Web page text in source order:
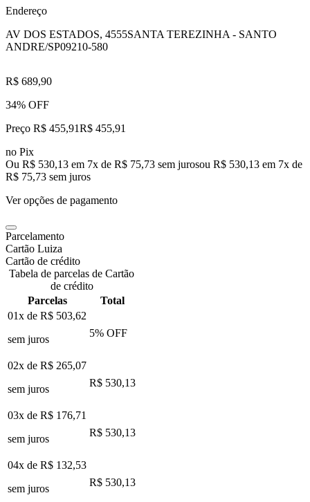
Endereço
AV DOS ESTADOS, 4555SANTA TEREZINHA - SANTO
ANDRE/SP09210-580
R$ 689,90
34% OFF
Preço R$ 455,91R$ 455,91
no Pix
Ou R$ 530,13 em 7x de R$ 75,73 sem jurosou R$ 530,13 em 7x de
R$ 75,73 sem juros
Ver opções de pagamento
Parcelamento
Cartão Luiza
Cartão de crédito
Tabela de parcelas de Cartão
de crédito
Parcelas
Total
01x de R$ 503,62
sem juros
5% OFF
02x de R$ 265,07
sem juros
R$ 530,13
03x de R$ 176,71
sem juros
R$ 530,13
04x de R$ 132,53
sem juros
R$ 530,13